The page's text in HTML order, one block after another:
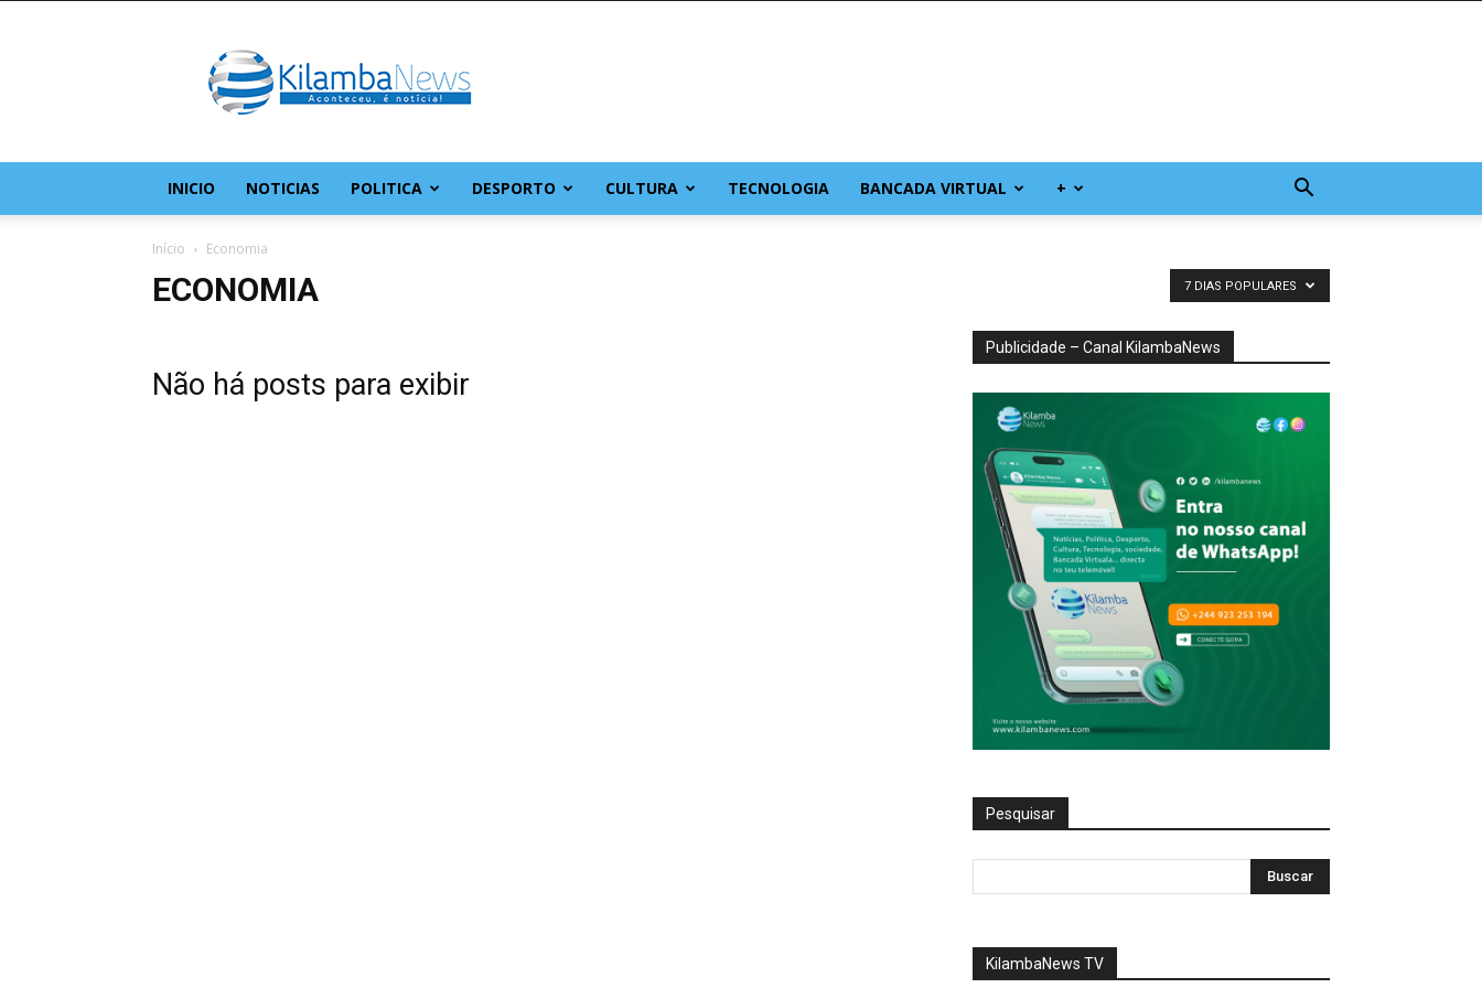
–
O
site
comunidade
do
INICIO NOTICIAS POLITICA DESPORTO CULTURA TECNOLOGIA BANCADA VIRTUAL +
Início Economia
ECONOMIA 7 DIAS POPULARES
Não há posts para exibir
Publicidade – Canal KilambaNews
Pesquisar
KilambaNews TV